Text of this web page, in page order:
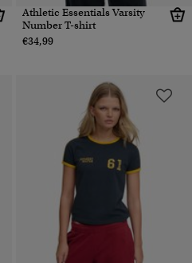
Athletic Essentials Varsity
Number T-shirt
€34,99